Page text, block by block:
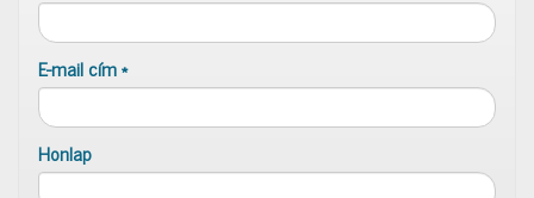
E-mail cím*
Honlap